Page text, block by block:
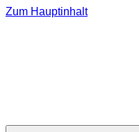
Zum Hauptinhalt